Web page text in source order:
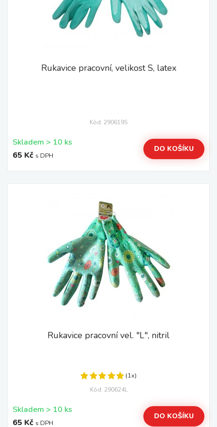
Rukavice pracovní, velikost S, latex
Kód: 290619S
Skladem > 10 ks
65 Kč s DPH
DO KOŠÍKU
Rukavice pracovní vel. "L", nitril
(1x)
Kód: 290624L
Skladem > 10 ks
65 Kč s DPH
DO KOŠÍKU